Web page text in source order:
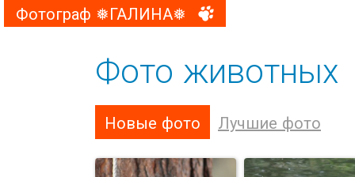
Фотограф ❅ГАЛИНА❅
Фото животных
Новые фото Лучшие фото